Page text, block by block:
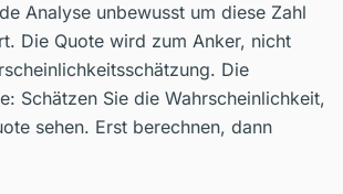
Analyse unbewusst um diese Zahl
Die Quote wird zum Anker, nicht
Die
Schätzen Sie die Wahrscheinlichkeit,
sehen. Erst berechnen, dann